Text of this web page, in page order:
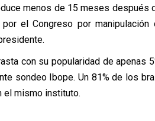
menos de 15 meses después
el Congreso por
con su popularidad de apenas
sondeo Ibope. Un 81% de los
el mismo instituto.